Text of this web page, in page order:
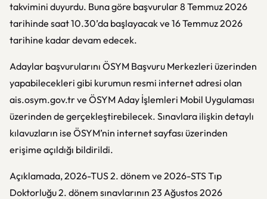
takvimini duyurdu. Buna göre başvurular 8 Temmuz 2026
tarihinde saat 10.30’da başlayacak ve 16 Temmuz 2026
tarihine kadar devam edecek.
Adaylar başvurularını ÖSYM Başvuru Merkezleri üzerinden
yapabilecekleri gibi kurumun resmi internet adresi olan
ais.osym.gov.tr ve ÖSYM Aday İşlemleri Mobil Uygulaması
üzerinden de gerçekleştirebilecek. Sınavlara ilişkin detaylı
kılavuzların ise ÖSYM’nin internet sayfası üzerinden
erişime açıldığı bildirildi.
Açıklamada, 2026-TUS 2. dönem ve 2026-STS Tıp
Doktorluğu 2. dönem sınavlarının 23 Ağustos 2026